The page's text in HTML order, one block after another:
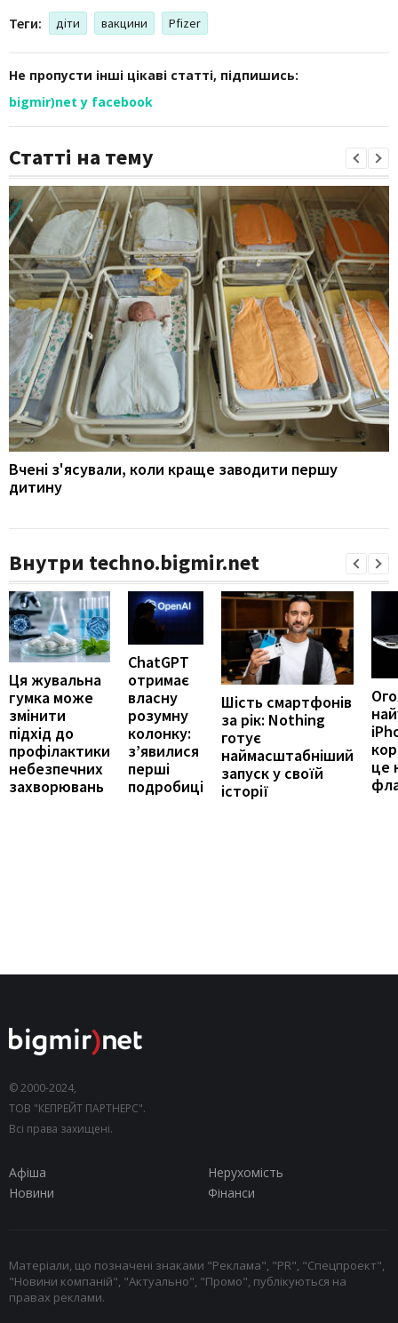
Теги: діти вакцини Pfizer
Не пропусти інші цікаві статті, підпишись:
bigmir)net у facebook
Статті на тему
Вчені з'ясували, коли краще заводити першу
дитину
Внутри techno.bigmir.net
Ця жувальна
гумка може
змінити
підхід до
профілактики
небезпечних
захворювань
ChatGPT
отримає
власну
розумну
колонку:
з’явилися
перші
подробиці
Шість смартфонів
за рік: Nothing
готує
наймасштабніший
запуск у своїй
історії
це
© 2000-2024,
ТОВ "КЕПРЕЙТ ПАРТНЕРС".
Всі права захищені.
Афіша
Нерухомість
Новини
Фінанси
Матеріали, що позначені знаками "Реклама", "PR", "Спецпроект",
"Новини компаній", "Актуально", "Промо", публікуються на
правах реклами.